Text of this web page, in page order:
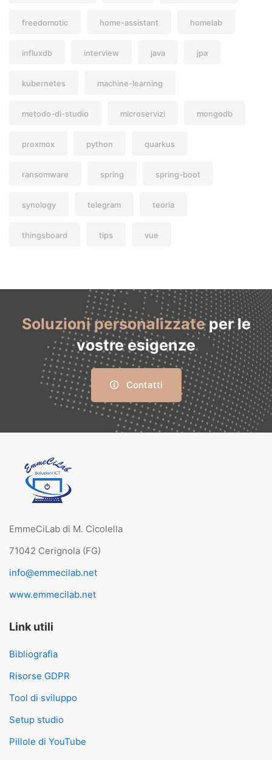
freedomotic home-assistant homelab
influxdb interview java jpa
kubernetes machine-learning
metodo-di-studio microservizi mongodb
proxmox python quarkus
ransomware spring spring-boot
synology telegram teoria
thingsboard tips vue
Soluzioni personalizzateper le
vostre esigenze
Contatti
EmmeCiLab di M. Cicolella
71042 Cerignola (FG)
info@emmecilab.net
www.emmecilab.net
Link utili
Bibliografia
Risorse GDPR
Tool di sviluppo
Setup studio
Pillole di YouTube